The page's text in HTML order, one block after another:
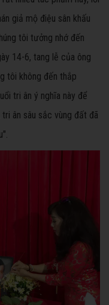
giả mộ điệu sân khấu
tôi tưởng nhớ đến
14-6, tang lễ của ông
tôi không đến thắp
tri ân ý nghĩa này để
ân sâu sắc vùng đất đã